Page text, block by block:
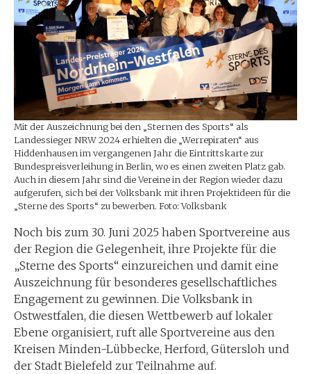
Mit der Auszeichnung bei den „Sternen des Sports“ als
Landessieger NRW 2024 erhielten die „Werrepiraten“ aus
Hiddenhausen im vergangenen Jahr die Eintrittskarte zur
Bundespreisverleihung in Berlin, wo es einen zweiten Platz gab.
Auch in diesem Jahr sind die Vereine in der Region wieder dazu
aufgerufen, sich bei der Volksbank mit ihren Projektideen für die
„Sterne des Sports“ zu bewerben. Foto: Volksbank
Noch bis zum 30. Juni 2025 haben Sportvereine aus
der Region die Gelegenheit, ihre Projekte für die
„Sterne des Sports“ einzureichen und damit eine
Auszeichnung für besonderes gesellschaftliches
Engagement zu gewinnen. Die Volksbank in
Ostwestfalen, die diesen Wettbewerb auf lokaler
Ebene organisiert, ruft alle Sportvereine aus den
Kreisen Minden-Lübbecke, Herford, Gütersloh und
der Stadt Bielefeld zur Teilnahme auf.